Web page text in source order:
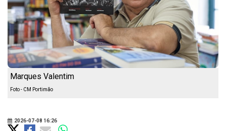
Marques Valentim
Foto - CM Portimão
2026-07-08 16:26